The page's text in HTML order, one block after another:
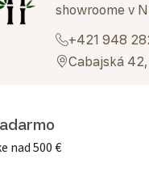
showroome v
+421 948
Cabajská
nad 500 €